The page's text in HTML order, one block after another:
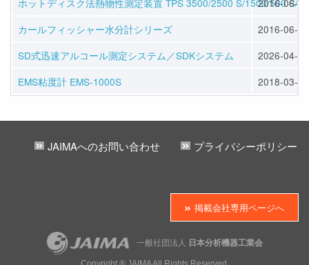
カールフィッシャー水分計シリーズ
2016-06-01
SD式迅速アルコール測定システム／SDKシステム
2026-04-10
EMS粘度計 EMS-1000S
2018-03-23
JAIMAへのお問い合わせ プライバシーポリシー
掲載会社専用ページへ
一般社団法人 日本分析機器工業会
Copyright ® JAIMA All Rights Reserved.